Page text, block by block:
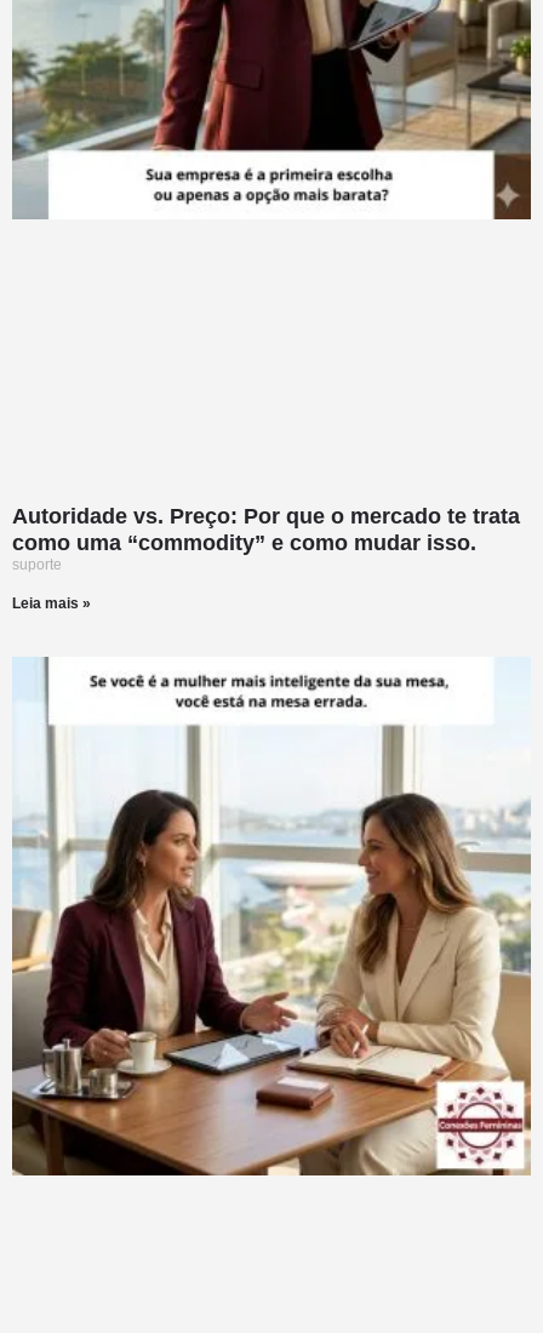
Autoridade vs. Preço: Por que o mercado te trata
como uma “commodity” e como mudar isso.
suporte
Leia mais »